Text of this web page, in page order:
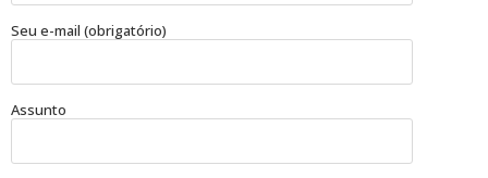
Seu e-mail (obrigatório)
Assunto